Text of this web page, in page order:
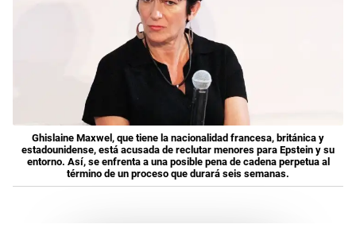
Ghislaine Maxwel, que tiene la nacionalidad francesa, británica y
estadounidense, está acusada de reclutar menores para Epstein y su
entorno. Así, se enfrenta a una posible pena de cadena perpetua al
término de un proceso que durará seis semanas.